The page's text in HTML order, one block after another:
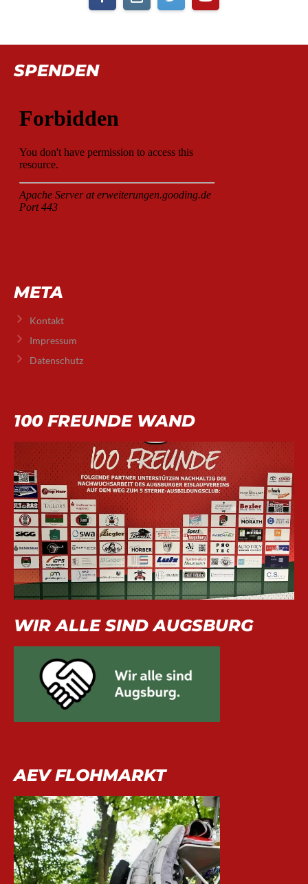
SPENDEN
META
Kontakt
Impressum
Datenschutz
100 FREUNDE WAND
WIR ALLE SIND AUGSBURG
AEV FLOHMARKT